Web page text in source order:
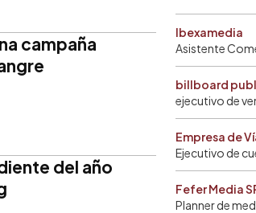
campaña
del año
Ibexamedia
Asistente
billboard
ejecutivo de
Empresa de
Ejecutivo de
Fefer Media
Planner de